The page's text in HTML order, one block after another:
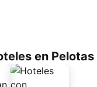
en Pelotas